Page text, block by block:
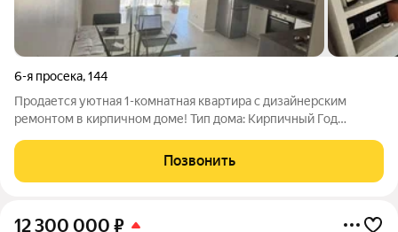
6-я просека,144
Продается уютная 1-комнатная квартира с дизайнерским
ремонтом в кирпичном доме! Тип дома: Кирпичный Год
последнем этаже, что
Позвонить
12 300 000 ₽